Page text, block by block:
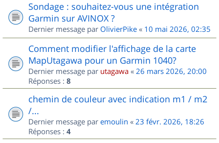
Sondage : souhaitez-vous une intégration
Garmin sur AVINOX ?
Dernier message par OlivierPike « 10 mai 2026, 02:35
Comment modifier l'affichage de la carte
MapUtagawa pour un Garmin 1040?
Dernier message par utagawa « 26 mars 2026, 20:00
Réponses : 8
chemin de couleur avec indication m1 / m2
/...
Dernier message par emoulin « 23 févr. 2026, 18:26
Réponses : 4